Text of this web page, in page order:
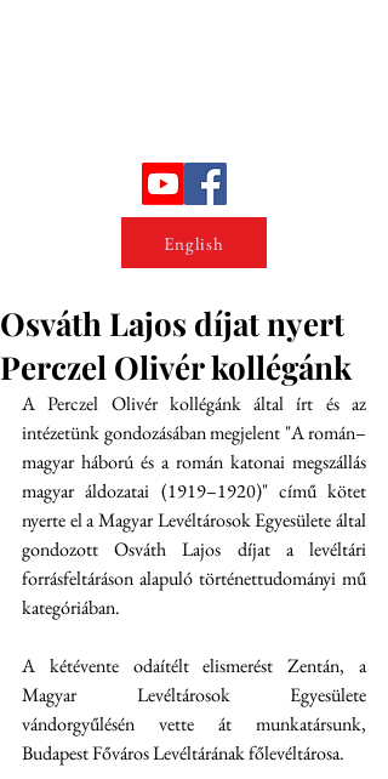
English
Osváth Lajos díjat nyert
Perczel Olivér kollégánk
A Perczel Olivér kollégánk által írt és az
intézetünk gondozásában megjelent "A román–
magyar háború és a román katonai megszállás
magyar áldozatai (1919–1920)" című kötet
nyerte el a Magyar Levéltárosok Egyesülete által
gondozott Osváth Lajos díjat a levéltári
forrásfeltáráson alapuló történettudományi mű
kategóriában.
A kétévente odaítélt elismerést Zentán, a
Magyar Levéltárosok Egyesülete
vándorgyűlésén vette át munkatársunk,
Budapest Főváros Levéltárának főlevéltárosa.